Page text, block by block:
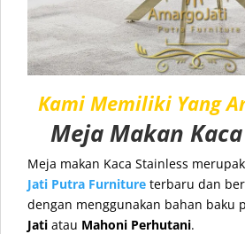
Kami Memiliki Yang
Meja Makan
Meja makan Kaca Stainless
Jati Putra Furniture terbaru dan
dengan menggunakan bahan baku
Jati atau Mahoni Perhutani.